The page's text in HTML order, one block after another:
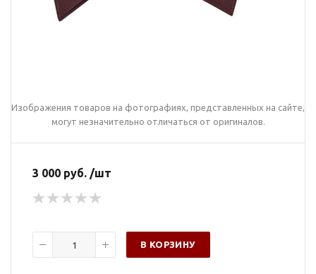
Изображения товаров на фотографиях, представленных на сайте,
могут незначительно отличаться от оригиналов.
3 000 руб. /шт
В КОРЗИНУ